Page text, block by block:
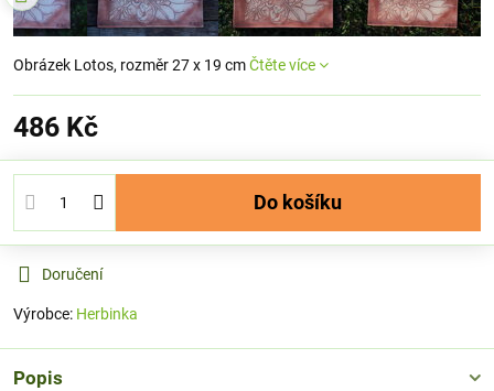
Obrázek Lotos, rozměr 27 x 19 cmČtěte více
486 Kč
Do košíku
Doručení
Výrobce: Herbinka
Popis